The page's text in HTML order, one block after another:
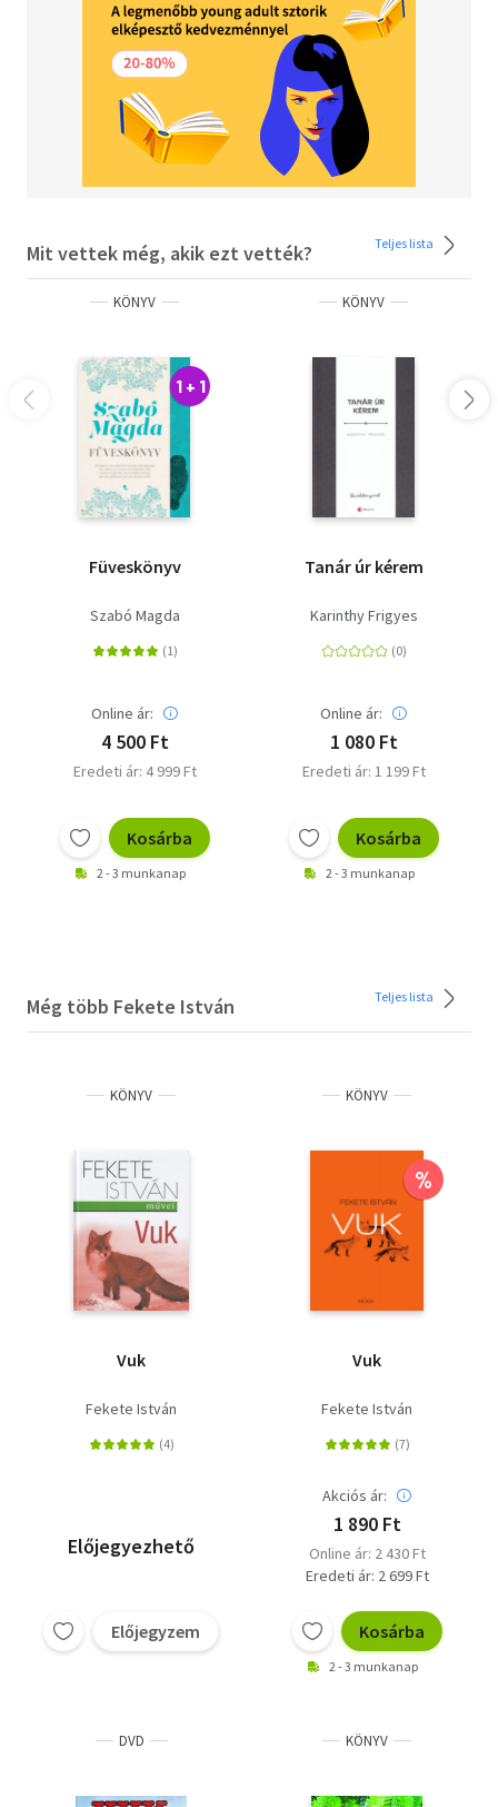
Mit vettek még, akik ezt vették? Teljes lista
KÖNYV
1 + 1
Füveskönyv
Szabó Magda
Online ár:
4 500 Ft
Eredeti ár: 4 999 Ft
Kosárba
2 - 3 munkanap
KÖNYV
Tanár úr kérem
Karinthy Frigyes
Online ár:
1 080 Ft
Eredeti ár: 1 199 Ft
Kosárba
2 - 3 munkanap
Még több Fekete István Teljes lista
KÖNYV
Vuk
Fekete István
Előjegyezhető
Előjegyzem
KÖNYV
%
Vuk
Fekete István
Akciós ár:
1 890 Ft
Online ár: 2 430 Ft
Eredeti ár: 2 699 Ft
Kosárba
2 - 3 munkanap
DVD KÖNYV